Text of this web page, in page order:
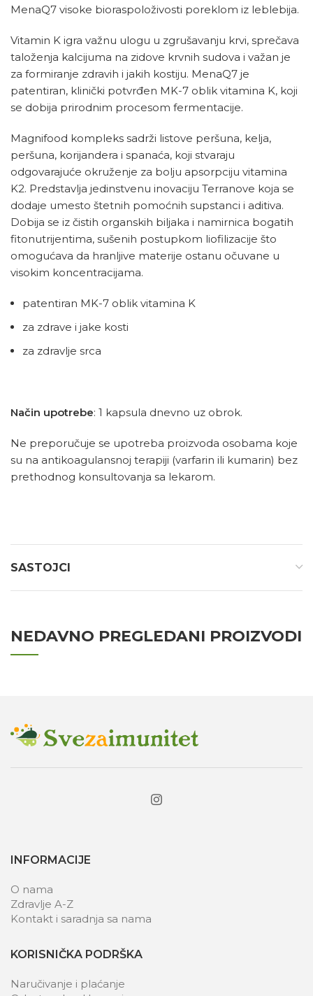
MenaQ7 visoke bioraspoloživosti poreklom iz leblebija.
Vitamin K igra važnu ulogu u zgrušavanju krvi, sprečava
taloženja kalcijuma na zidove krvnih sudova i važan je
za formiranje zdravih i jakih kostiju. MenaQ7 je
patentiran, klinički potvrđen MK-7 oblik vitamina K, koji
se dobija prirodnim procesom fermentacije.
Magnifood kompleks sadrži listove peršuna, kelja,
peršuna, korijandera i spanaća, koji stvaraju
odgovarajuće okruženje za bolju apsorpciju vitamina
K2. Predstavlja jedinstvenu inovaciju Terranove koja se
dodaje umesto štetnih pomoćnih supstanci i aditiva.
Dobija se iz čistih organskih biljaka i namirnica bogatih
fitonutrijentima, sušenih postupkom liofilizacije što
omogućava da hranljive materije ostanu očuvane u
visokim koncentracijama.
patentiran MK-7 oblik vitamina K
za zdrave i jake kosti
za zdravlje srca
Način upotrebe: 1 kapsula dnevno uz obrok.
Ne preporučuje se upotreba proizvoda osobama koje
su na antikoagulansnoj terapiji (varfarin ili kumarin) bez
prethodnog konsultovanja sa lekarom.
SASTOJCI
NEDAVNO PREGLEDANI PROIZVODI
INFORMACIJE
O nama
Zdravlje A-Z
Kontakt i saradnja sa nama
KORISNIČKA PODRŠKA
Naručivanje i plaćanje